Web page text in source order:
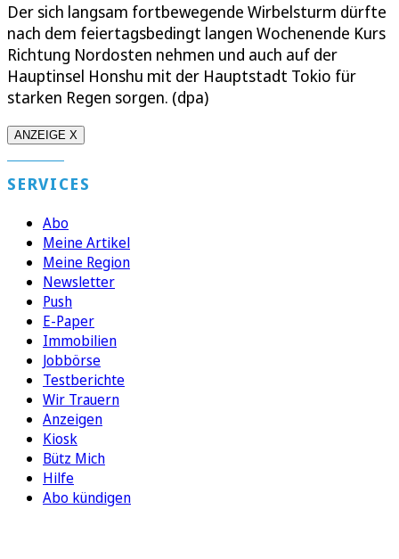
Der sich langsam fortbewegende Wirbelsturm dürfte
nach dem feiertagsbedingt langen Wochenende Kurs
Richtung Nordosten nehmen und auch auf der
Hauptinsel Honshu mit der Hauptstadt Tokio für
starken Regen sorgen. (dpa)
ANZEIGE X
SERVICES
Abo
Meine Artikel
Meine Region
Newsletter
Push
E-Paper
Immobilien
Jobbörse
Testberichte
Wir Trauern
Anzeigen
Kiosk
Bütz Mich
Hilfe
Abo kündigen